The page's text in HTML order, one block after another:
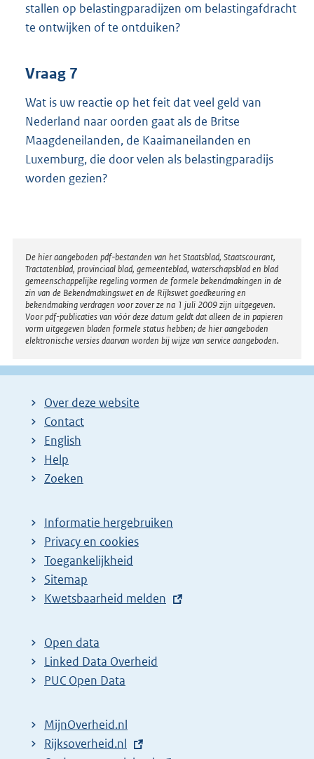
stallen op belastingparadijzen om belastingafdracht
te ontwijken of te ontduiken?
Vraag 7
Wat is uw reactie op het feit dat veel geld van
Nederland naar oorden gaat als de Britse
Maagdeneilanden, de Kaaimaneilanden en
Luxemburg, die door velen als belastingparadijs
worden gezien?
Disclaimer
De hier aangeboden pdf-bestanden van het Staatsblad, Staatscourant,
Tractatenblad, provinciaal blad, gemeenteblad, waterschapsblad en blad
gemeenschappelijke regeling vormen de formele bekendmakingen in de
zin van de Bekendmakingswet en de Rijkswet goedkeuring en
bekendmaking verdragen voor zover ze na 1 juli 2009 zijn uitgegeven.
Voor pdf-publicaties van vóór deze datum geldt dat alleen de in papieren
vorm uitgegeven bladen formele status hebben; de hier aangeboden
elektronische versies daarvan worden bij wijze van service aangeboden.
Over deze website
Contact
English
Help
Zoeken
Informatie hergebruiken
Privacy en cookies
Toegankelijkheid
Sitemap
E
t
e
r
l
i
Kwetsbaarheid melden
Open data
Linked Data Overheid
PUC Open Data
MijnOverheid.nl
E
Rijksoverheid.nl